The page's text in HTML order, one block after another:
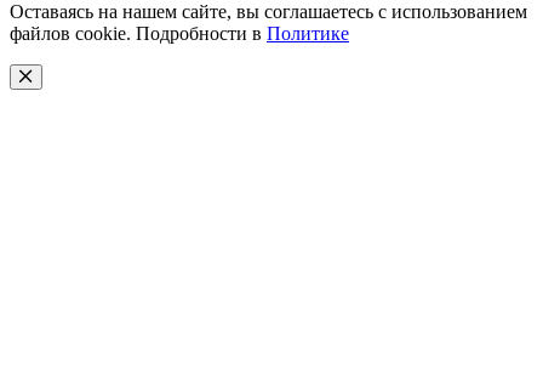
Оставаясь на нашем сайте, вы соглашаетесь с использованием
файлов cookie. Подробности в Политике